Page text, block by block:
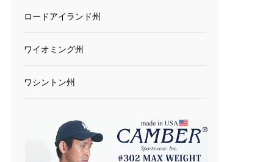
ロードアイランド州
ワイオミング州
ワシントン州